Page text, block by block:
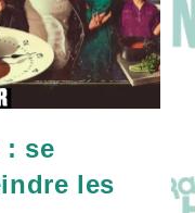
: se
les